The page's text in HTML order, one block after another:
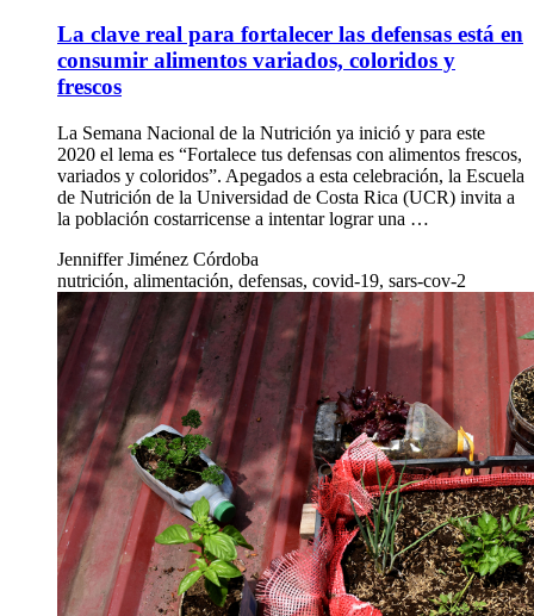
La clave real para fortalecer las defensas está en
consumir alimentos variados, coloridos y
frescos
La Semana Nacional de la Nutrición ya inició y para este
2020 el lema es “Fortalece tus defensas con alimentos frescos,
variados y coloridos”. Apegados a esta celebración, la Escuela
de Nutrición de la Universidad de Costa Rica (UCR) invita a
la población costarricense a intentar lograr una …
Jenniffer Jiménez Córdoba
nutrición, alimentación, defensas, covid-19, sars-cov-2